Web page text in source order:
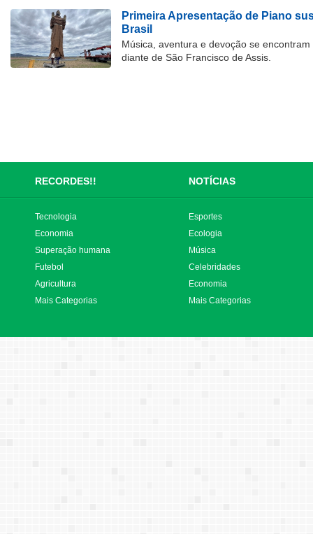
Primeira Apresentação de Piano
Brasil
Música, aventura e devoção se
diante de São Francisco de Assis.
RECORDES!! NOTÍCIAS
Tecnologia
Economia
Superação humana
Futebol
Agricultura
Mais Categorias
Esportes
Ecologia
Música
Celebridades
Economia
Mais Categorias